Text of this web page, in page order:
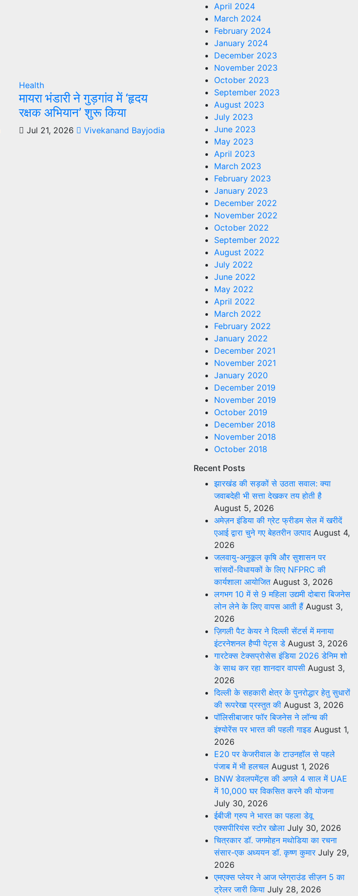
Health
मायरा भंडारी ने गुड़गांव में ‘हृदय
रक्षक अभियान’ शुरू किया
Jul 21, 2026 Vivekanand Bayjodia
April 2024
March 2024
February 2024
January 2024
December 2023
November 2023
October 2023
September 2023
August 2023
July 2023
June 2023
May 2023
April 2023
March 2023
February 2023
January 2023
December 2022
November 2022
October 2022
September 2022
August 2022
July 2022
June 2022
May 2022
April 2022
March 2022
February 2022
January 2022
December 2021
November 2021
January 2020
December 2019
November 2019
October 2019
December 2018
November 2018
October 2018
Recent Posts
झारखंड की सड़कों से उठता सवाल: क्या
जवाबदेही भी सत्ता देखकर तय होती है
August 5, 2026
अमेज़न इंडिया की ग्रेट फ्रीडम सेल में खरीदें
एआई द्वारा चुने गए बेहतरीन उत्पाद August 4,
2026
जलवायु-अनुकूल कृषि और सुशासन पर
सांसदों-विधायकों के लिए NFPRC की
कार्यशाला आयोजित August 3, 2026
लगभग 10 में से 9 महिला उद्यमी दोबारा बिजनेस
लोन लेने के लिए वापस आती हैं August 3,
2026
ज़िगली पैट केयर ने दिल्ली सेंटर्स में मनाया
इंटरनेशनल हैप्पी पेट्स डे August 3, 2026
गारटेक्स टेक्सप्रोसेस इंडिया 2026 डेनिम शो
के साथ कर रहा शानदार वापसी August 3,
2026
दिल्ली के सहकारी क्षेत्र के पुनरोद्धार हेतु सुधारों
की रूपरेखा प्रस्तुत की August 3, 2026
पॉलिसीबाजार फॉर बिजनेस ने लॉन्च की
इंश्योरेंस पर भारत की पहली गाइड August 1,
2026
E20 पर केजरीवाल के टाउनहॉल से पहले
पंजाब में भी हलचल August 1, 2026
BNW डेवलपमेंट्स की अगले 4 साल में UAE
में 10,000 घर विकसित करने की योजना
July 30, 2026
ईबीजी ग्रुप ने भारत का पहला डेवू
एक्सपीरियंस स्टोर खोला July 30, 2026
चित्रकार डॉ. जगमोहन मथोडिया का रचना
संसार-एक अध्ययन डॉ. कृष्ण कुमार July 29,
2026
एमएक्स प्लेयर ने आज प्लेग्राउंड सीज़न 5 का
ट्रेलर जारी किया July 28, 2026